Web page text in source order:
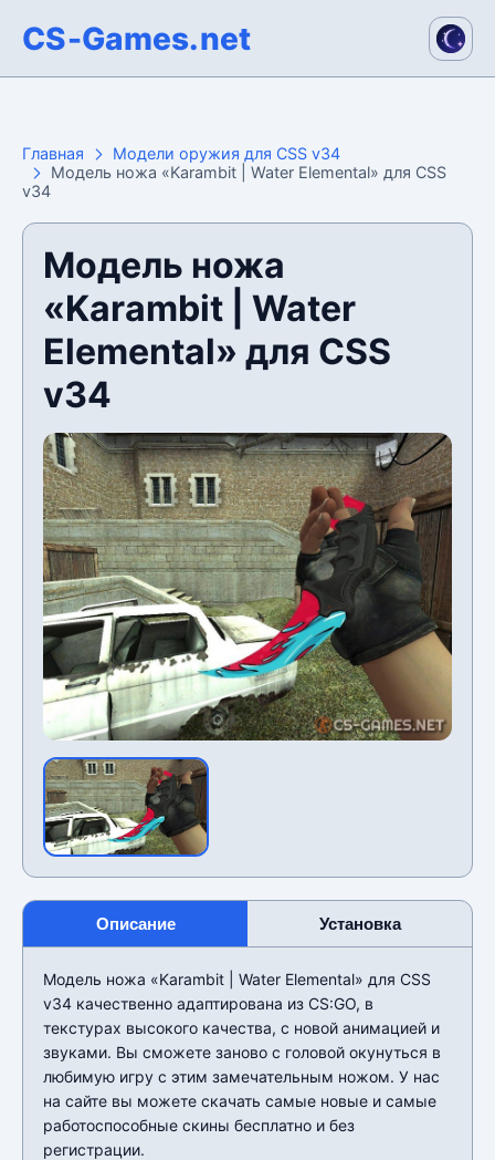
CS-Games.net
Главная
Модели оружия для CSS v34
Модель ножа «Karambit | Water Elemental» для CSS
v34
Модель ножа
«Karambit | Water
Elemental» для CSS
v34
Описание Установка
Модель ножа «Karambit | Water Elemental» для CSS
v34 качественно адаптирована из CS:GO, в
текстурах высокого качества, с новой анимацией и
звуками. Вы сможете заново с головой окунуться в
любимую игру с этим замечательным ножом. У нас
на сайте вы можете скачать самые новые и самые
работоспособные скины бесплатно и без
регистрации.